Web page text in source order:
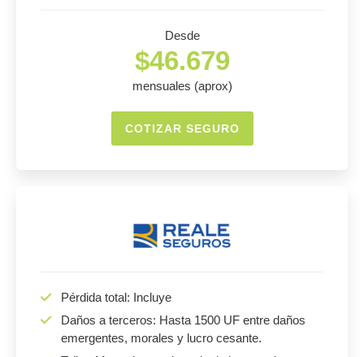
Desde
$46.679
mensuales (aprox)
COTIZAR SEGURO
Pérdida total: Incluye
Daños a terceros: Hasta 1500 UF entre daños
emergentes, morales y lucro cesante.